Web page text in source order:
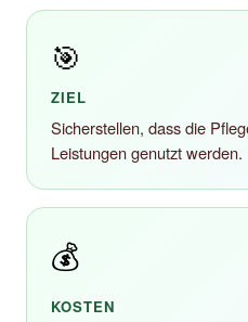
🎯
ZIEL
Sicherstellen, dass die
Leistungen genutzt werden.
💰
KOSTEN